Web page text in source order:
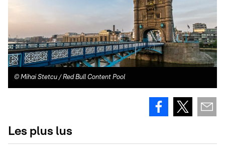
© Mihai Stetcu / Red Bull Content Pool
Les plus lus